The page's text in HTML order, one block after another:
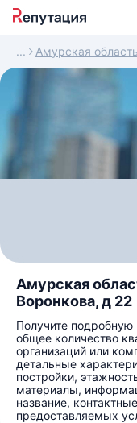
Амурская область
Амурская
Воронкова, д 22
Получите
общее количество
организаций или
детальные
постройки,
материалы,
название,
предоставляемых